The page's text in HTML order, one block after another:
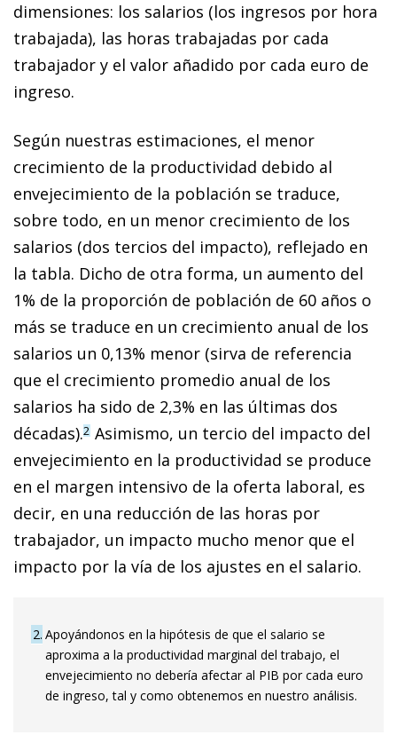
dimensiones: los salarios (los ingresos por hora
trabajada), las horas trabajadas por cada
trabajador y el valor añadido por cada euro de
ingreso.
Según nuestras estimaciones, el menor
crecimiento de la productividad debido al
envejecimiento de la población se traduce,
sobre todo, en un menor crecimiento de los
salarios (dos tercios del impacto), reflejado en
la tabla. Dicho de otra forma, un aumento del
1% de la proporción de población de 60 años o
más se traduce en un crecimiento anual de los
salarios un 0,13% menor (sirva de referencia
que el crecimiento promedio anual de los
salarios ha sido de 2,3% en las últimas dos
décadas).2 Asimismo, un tercio del impacto del
envejecimiento en la productividad se produce
en el margen intensivo de la oferta laboral, es
decir, en una reducción de las horas por
trabajador, un impacto mucho menor que el
impacto por la vía de los ajustes en el salario.
2 Apoyándonos en la hipótesis de que el salario se
aproxima a la productividad marginal del trabajo, el
envejecimiento no debería afectar al PIB por cada euro
de ingreso, tal y como obtenemos en nuestro análisis.